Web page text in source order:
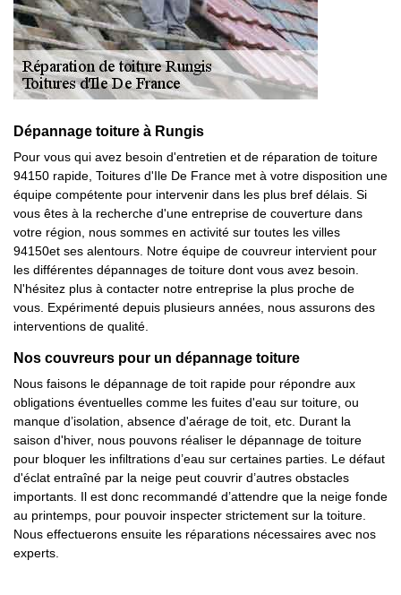
Dépannage toiture à Rungis
Pour vous qui avez besoin d'entretien et de réparation de toiture
94150 rapide, Toitures d'Ile De France met à votre disposition une
équipe compétente pour intervenir dans les plus bref délais. Si
vous êtes à la recherche d'une entreprise de couverture dans
votre région, nous sommes en activité sur toutes les villes
94150et ses alentours. Notre équipe de couvreur intervient pour
les différentes dépannages de toiture dont vous avez besoin.
N'hésitez plus à contacter notre entreprise la plus proche de
vous. Expérimenté depuis plusieurs années, nous assurons des
interventions de qualité.
Nos couvreurs pour un dépannage toiture
Nous faisons le dépannage de toit rapide pour répondre aux
obligations éventuelles comme les fuites d'eau sur toiture, ou
manque d’isolation, absence d'aérage de toit, etc. Durant la
saison d'hiver, nous pouvons réaliser le dépannage de toiture
pour bloquer les infiltrations d’eau sur certaines parties. Le défaut
d'éclat entraîné par la neige peut couvrir d’autres obstacles
importants. Il est donc recommandé d’attendre que la neige fonde
au printemps, pour pouvoir inspecter strictement sur la toiture.
Nous effectuerons ensuite les réparations nécessaires avec nos
experts.